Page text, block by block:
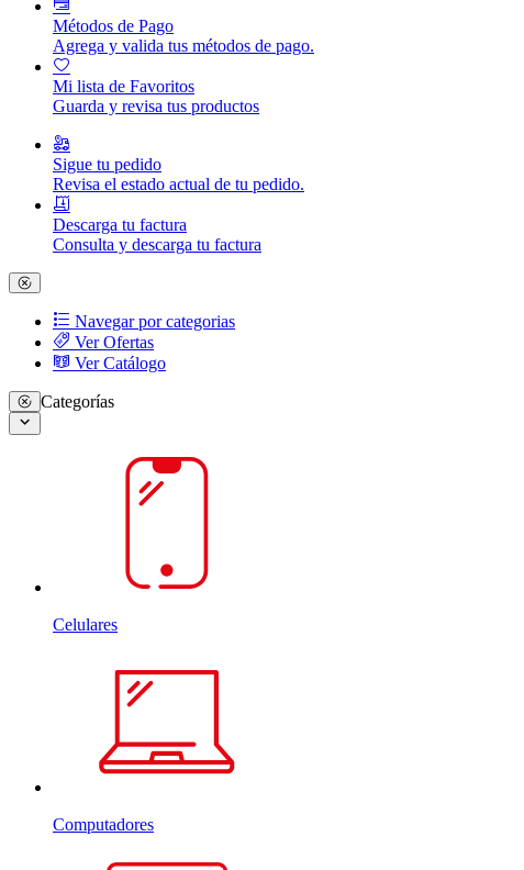
Métodos de Pago
Agrega y valida tus métodos de pago.
Mi lista de Favoritos
Guarda y revisa tus productos
Sigue tu pedido
Revisa el estado actual de tu pedido.
Descarga tu factura
Consulta y descarga tu factura
Navegar por categorias
Ver Ofertas
Ver Catálogo
Categorías
Celulares
Computadores